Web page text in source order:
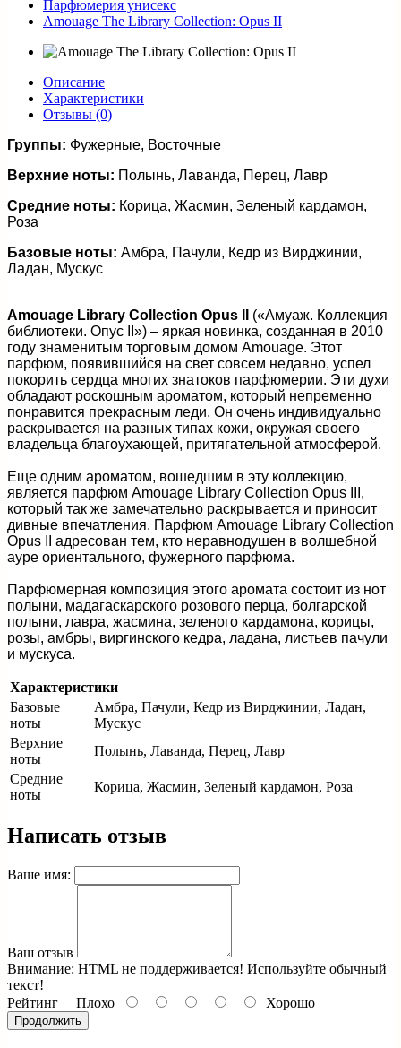
Парфюмерия унисекс
Amouage The Library Collection: Opus II
Описание
Характеристики
Отзывы (0)
Группы: Фужерные, Восточные
Верхние ноты: Полынь, Лаванда, Перец, Лавр
Средние ноты: Корица, Жасмин, Зеленый кардамон,
Роза
Базовые ноты: Амбра, Пачули, Кедр из Вирджинии,
Ладан, Мускус
Amouage Library Collection Opus II
(«Амуаж. Коллекция
библиотеки. Опус II») – яркая новинка, созданная в 2010
году знаменитым торговым домом Amouage. Этот
парфюм, появившийся на свет совсем недавно, успел
покорить сердца многих знатоков парфюмерии. Эти духи
обладают роскошным ароматом, который непременно
понравится прекрасным леди. Он очень индивидуально
раскрывается на разных типах кожи, окружая своего
владельца благоухающей, притягательной атмосферой.
Еще одним ароматом, вошедшим в эту коллекцию,
является парфюм Amouage Library Collection Opus III,
который так же замечательно раскрывается и приносит
дивные впечатления. Парфюм Amouage Library Collection
Opus II адресован тем, кто неравнодушен в волшебной
ауре ориентального, фужерного парфюма.
Парфюмерная композиция этого аромата состоит из нот
полыни, мадагаскарского розового перца, болгарской
полыни, лавра, жасмина, зеленого кардамона, корицы,
розы, амбры, виргинского кедра, ладана, листьев пачули
и мускуса.
Характеристики
Базовые
ноты
Амбра, Пачули, Кедр из Вирджинии, Ладан,
Мускус
Верхние
ноты
Полынь, Лаванда, Перец, Лавр
Средние
ноты
Корица, Жасмин, Зеленый кардамон, Роза
Написать отзыв
Ваше имя:
Ваш отзыв
Внимание: HTML не поддерживается! Используйте обычный
текст!
Рейтинг Плохо Хорошо
Продолжить